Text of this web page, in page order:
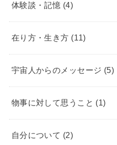
体験談・記憶 (4)
在り方・生き方 (11)
宇宙人からのメッセージ (5)
物事に対して思うこと (1)
自分について (2)